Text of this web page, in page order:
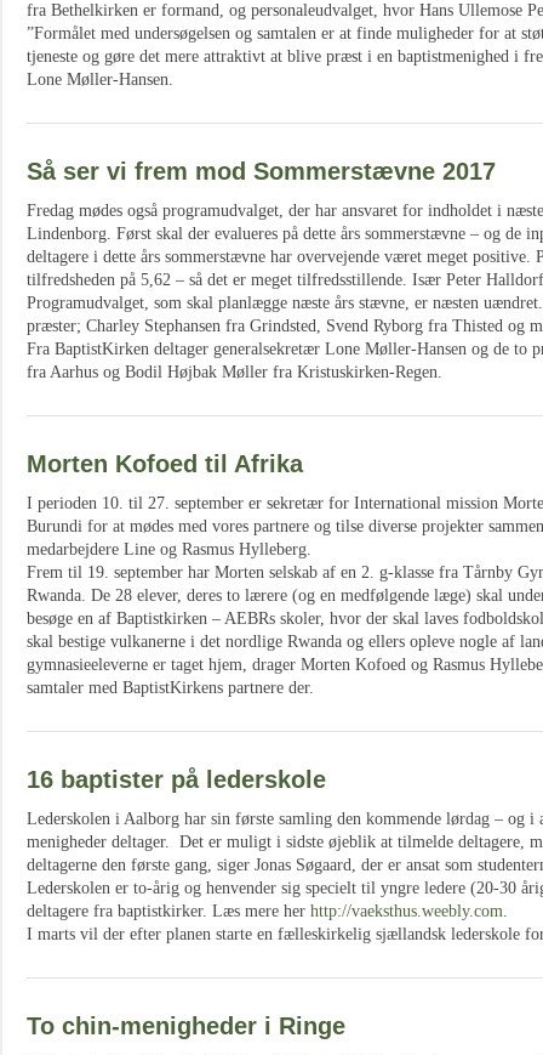
fra Bethelkirken er formand, og personaleudvalget, hvor Hans Ullemose
”Formålet med undersøgelsen og samtalen er at finde muligheder for at
tjeneste og gøre det mere attraktivt at blive præst i en baptistmenighed i
Lone Møller-Hansen.
Så ser vi frem mod Sommerstævne 2017
Fredag mødes også programudvalget, der har ansvaret for indholdet i
Lindenborg. Først skal der evalueres på dette års sommerstævne – og de
deltagere i dette års sommerstævne har overvejende været meget positive.
tilfredsheden på 5,62 – så det er meget tilfredsstillende. Især Peter
Programudvalget, som skal planlægge næste års stævne, er næsten
præster; Charley Stephansen fra Grindsted, Svend Ryborg fra Thisted og
Fra BaptistKirken deltager generalsekretær Lone Møller-Hansen og de to
fra Aarhus og Bodil Højbak Møller fra Kristuskirken-Regen.
Morten Kofoed til Afrika
I perioden 10. til 27. september er sekretær for International mission
Burundi for at mødes med vores partnere og tilse diverse projekter
medarbejdere Line og Rasmus Hylleberg.
Frem til 19. september har Morten selskab af en 2. g-klasse fra Tårnby
Rwanda. De 28 elever, deres to lærere (og en medfølgende læge) skal
besøge en af Baptistkirken – AEBRs skoler, hvor der skal laves
skal bestige vulkanerne i det nordlige Rwanda og ellers opleve nogle af
gymnasieeleverne er taget hjem, drager Morten Kofoed og Rasmus
samtaler med BaptistKirkens partnere der.
16 baptister på lederskole
Lederskolen i Aalborg har sin første samling den kommende lørdag – og
menigheder deltager. Det er muligt i sidste øjeblik at tilmelde deltagere,
deltagerne den første gang, siger Jonas Søgaard, der er ansat som
Lederskolen er to-årig og henvender sig specielt til yngre ledere (20-30
deltagere fra baptistkirker. Læs mere her http://vaeksthus.weebly.com.
I marts vil der efter planen starte en fælleskirkelig sjællandsk lederskole
To chin-menigheder i Ringe